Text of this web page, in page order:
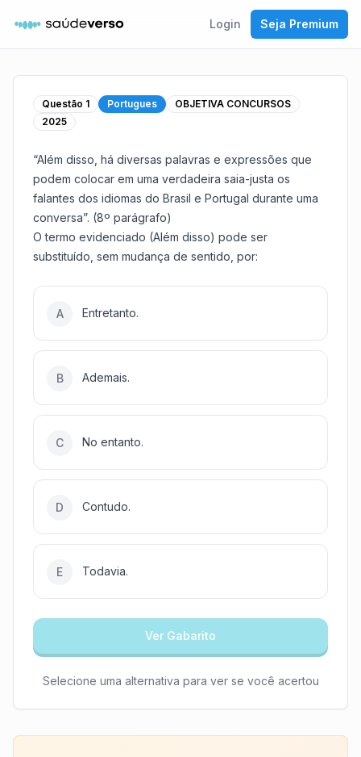
Login Seja Premium
Questão 1 Portugues
OBJETIVA CONCURSOS
2025
“Além disso, há diversas palavras e expressões que
podem colocar em uma verdadeira saia-justa os
falantes dos idiomas do Brasil e Portugal durante uma
conversa”. (8º parágrafo)
O termo evidenciado (Além disso) pode ser
substituído, sem mudança de sentido, por:
A Entretanto.
B Ademais.
C No entanto.
D Contudo.
E Todavia.
Ver Gabarito
Selecione uma alternativa para ver se você acertou